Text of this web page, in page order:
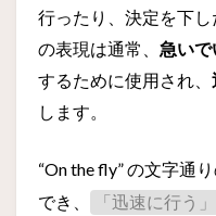
行ったり、決定を下
の表現は通常、 急いで
するために使用され、
します。
“On the fly” の文字通
でき、
「迅速に行う」